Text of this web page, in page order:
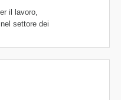
il lavoro,
settore dei
La risorsa sarà
e si occuperà
- Smistamento